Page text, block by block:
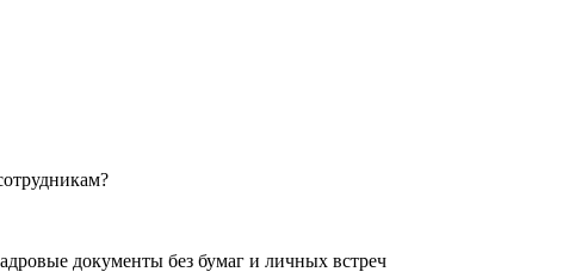
документы без бумаг и личных встреч